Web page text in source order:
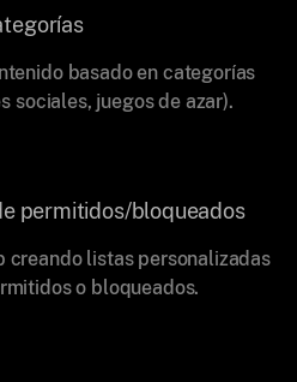
basado en categorías
sociales, juegos de azar).
permitidos/bloqueados
creando listas personalizadas
o bloqueados.